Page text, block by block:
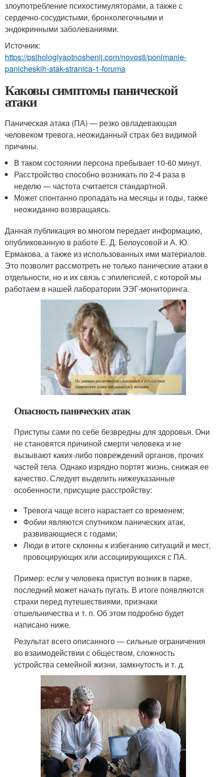
злоупотребление психостимуляторами, а также с
сердечно-сосудистыми, бронхолегочными и
эндокринными заболеваниями.
Источник:
https://psihologiyaotnoshenij.com/novosti/ponimanie-
panicheskih-atak-stranica-1-foruma
Каковы симптомы панической
атаки
Паническая атака (ПА) — резко овладевающая
человеком тревога, неожиданный страх без видимой
причины.
В таком состоянии персона пребывает 10-60 минут.
Расстройство способно возникать по 2-4 раза в
неделю — частота считается стандартной.
Может спонтанно пропадать на месяцы и годы, также
неожиданно возвращаясь.
Данная публикация во многом передает информацию,
опубликованную в работе Е. Д. Белоусовой и А. Ю.
Ермакова, а также из использованных ими материалов.
Это позволит рассмотреть не только панические атаки в
отдельности, но и их связь с эпилепсией, с которой мы
работаем в нашей лаборатории ЭЭГ-мониторинга.
Опасность панических атак
Приступы сами по себе безвредны для здоровья. Они
не становятся причиной смерти человека и не
вызывают каких-либо повреждений органов, прочих
частей тела. Однако изрядно портят жизнь, снижая ее
качество. Следует выделить нижеуказанные
особенности, присущие расстройству:
Тревога чаще всего нарастает со временем;
Фобии являются спутником панических атак,
развивающиеся с годами;
Люди в итоге склонны к избеганию ситуаций и мест,
провоцирующих или ассоциирующихся с ПА.
Пример: если у человека приступ возник в парке,
последний может начать пугать. В итоге появляются
страхи перед путешествиями, признаки
отшельничества и т. п. Об этом подробно будет
написано ниже.
Результат всего описанного — сильные ограничения
во взаимодействии с обществом, сложность
устройства семейной жизни, замкнутость и т. д.